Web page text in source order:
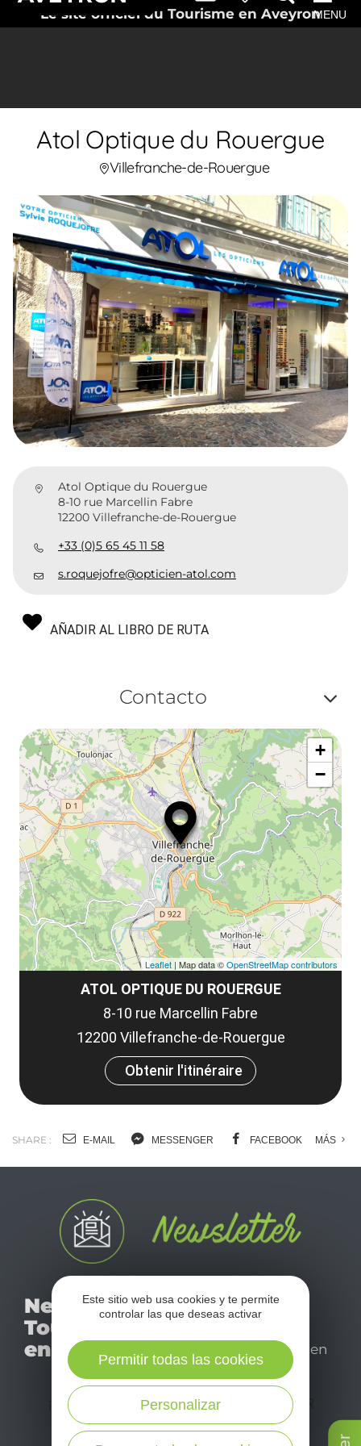
Le site officiel du Tourisme en AveyronMENU
Atol Optique du Rouergue
Villefranche-de-Rouergue
Atol Optique du Rouergue
8-10 rue Marcellin Fabre
12200 Villefranche-de-Rouergue
+33 (0)5 65 45 11 58
s.roquejofre@opticien-atol.com
AÑADIR AL LIBRO DE RUTA
Contacto
ou
ATOL OPTIQUE DU ROUERGUE
8-10 rue Marcellin Fabre
12200 Villefranche-de-Rouergue
Obtenir l'itinéraire
+
−
Leaflet | Map data ©OpenStreetMap contributors
SHARE : E-MAIL MESSENGER FACEBOOK MÁS
Newsletter
Tourismo
en Aveyron
mensual newsletter y
disfrutar de su estancia en
el Aveyron.
¡SUSCRÍBASE A NUESTRO NEWSLETTER
Este sitio web usa cookies y te permite
controlar las que deseas activar
Personalizar
Permitir todas las cookies